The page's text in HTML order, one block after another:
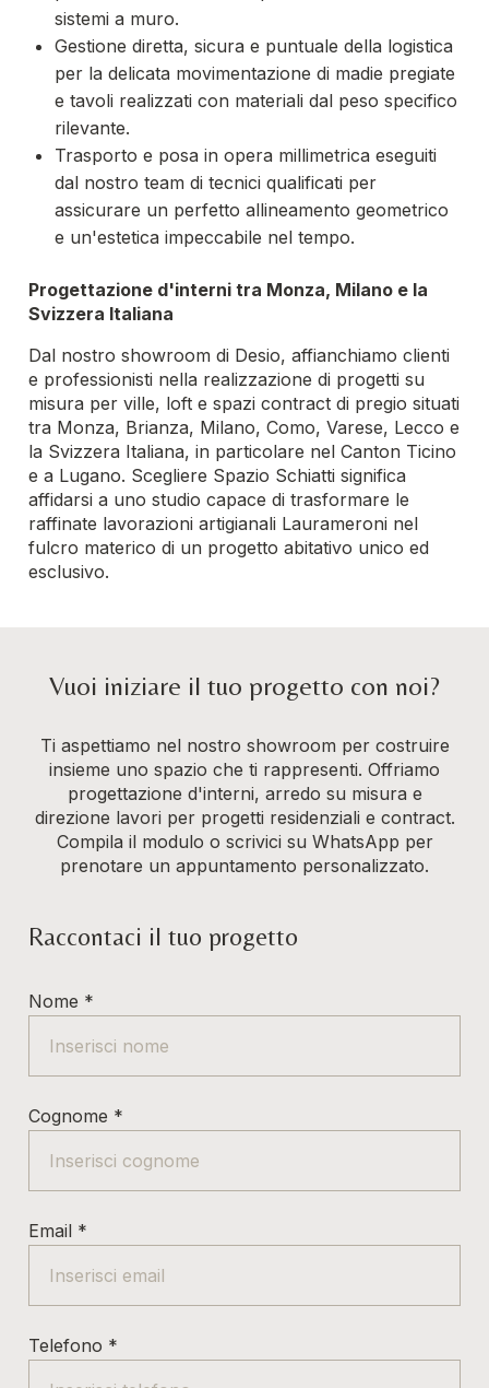
sistemi a muro.
Gestione diretta, sicura e puntuale della logistica
per la delicata movimentazione di madie pregiate
e tavoli realizzati con materiali dal peso specifico
rilevante.
Trasporto e posa in opera millimetrica eseguiti
dal nostro team di tecnici qualificati per
assicurare un perfetto allineamento geometrico
e un'estetica impeccabile nel tempo.
Progettazione d'interni tra Monza, Milano e la
Svizzera Italiana
Dal nostro showroom di Desio, affianchiamo clienti
e professionisti nella realizzazione di progetti su
misura per ville, loft e spazi contract di pregio situati
tra Monza, Brianza, Milano, Como, Varese, Lecco e
la Svizzera Italiana, in particolare nel Canton Ticino
e a Lugano. Scegliere Spazio Schiatti significa
affidarsi a uno studio capace di trasformare le
raffinate lavorazioni artigianali Laurameroni nel
fulcro materico di un progetto abitativo unico ed
esclusivo.
Vuoi iniziare il tuo progetto con noi?
Ti aspettiamo nel nostro showroom per costruire
insieme uno spazio che ti rappresenti. Offriamo
progettazione d'interni, arredo su misura e
direzione lavori per progetti residenziali e contract.
Compila il modulo o scrivici su WhatsApp per
prenotare un appuntamento personalizzato.
Raccontaci il tuo progetto
Nome *
Cognome *
Email *
Telefono *